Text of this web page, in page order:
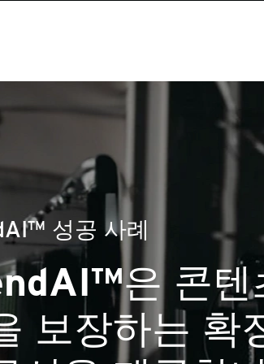
성공 사례
은 효과적
와 훌륭한 파